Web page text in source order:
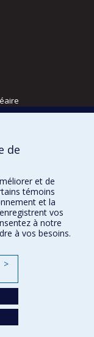
de
et de
témoins
et la
vos
à notre
à vos besoins.
>